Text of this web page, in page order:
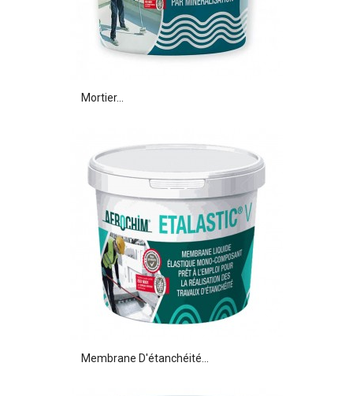
Mortier...
Membrane D'étanchéité...